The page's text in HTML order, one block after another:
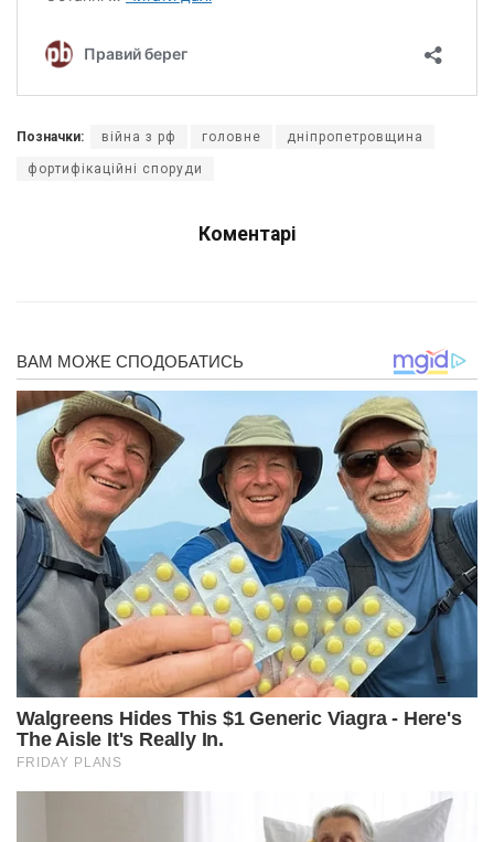
Позначки: війна з рф головне дніпропетровщина
фортифікаційні споруди
Коментарі